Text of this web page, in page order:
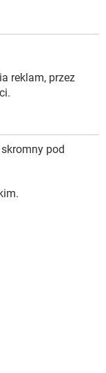
reklam, przez
pod